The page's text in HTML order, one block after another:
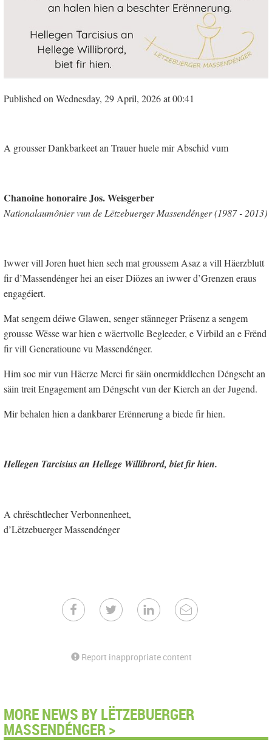
Published on Wednesday, 29 April, 2026 at 00:41
A grousser Dankbarkeet an Trauer huele mir Abschid vum
Chanoine honoraire Jos. Weisgerber
Nationalaumônier vun de Lëtzebuerger Massendénger (1987 - 2013)
Iwwer vill Joren huet hien sech mat groussem Asaz a vill Häerzblutt
fir d’Massendénger hei an eiser Diözes an iwwer d’Grenzen eraus
engagéiert.
Mat sengem déiwe Glawen, senger stänneger Präsenz a sengem
grousse Wësse war hien e wäertvolle Begleeder, e Virbild an e Frënd
fir vill Generatioune vu Massendénger.
Him soe mir vun Häerze Merci fir säin onermiddlechen Déngscht an
säin treit Engagement am Déngscht vun der Kierch an der Jugend.
Mir behalen hien a dankbarer Erënnerung a biede fir hien.
Hellegen Tarcisius an Hellege Willibrord, biet fir hien.
A chrëschtlecher Verbonnenheet,
d’Lëtzebuerger Massendénger
Report inappropriate content
MORE NEWS BY LËTZEBUERGER
MASSENDÉNGER >